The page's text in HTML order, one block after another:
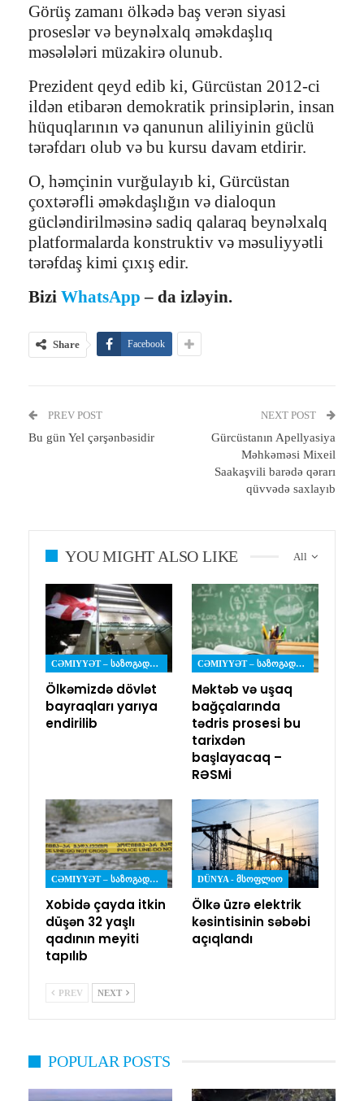
Görüş zamanı ölkədə baş verən siyasi
proseslər və beynəlxalq əməkdaşlıq
məsələləri müzakirə olunub.
Prezident qeyd edib ki, Gürcüstan 2012-ci
ildən etibarən demokratik prinsiplərin, insan
hüquqlarının və qanunun aliliyinin güclü
tərəfdarı olub və bu kursu davam etdirir.
O, həmçinin vurğulayıb ki, Gürcüstan
çoxtərəfli əməkdaşlığın və dialoqun
gücləndirilməsinə sadiq qalaraq beynəlxalq
platformalarda konstruktiv və məsuliyyətli
tərəfdaş kimi çıxış edir.
Bizi WhatsApp – da izləyin.
Share Facebook
PREV POST
Bu gün Yel çərşənbəsidir
NEXT POST
Gürcüstanın Apellyasiya
Məhkəməsi Mixeil
Saakaşvili barədə qərarı
qüvvədə saxlayıb
All
YOU MIGHT ALSO LIKE
CƏMIYYƏT – ᲡᲐᲖᲝᲒᲐᲓᲝᲔᲑᲐ
Ölkəmizdə dövlət
bayraqları yarıya
endirilib
CƏMIYYƏT – ᲡᲐᲖᲝᲒᲐᲓᲝᲔᲑᲐ
Məktəb və uşaq
bağçalarında
tədris prosesi bu
tarixdən
başlayacaq –
RƏSMİ
CƏMIYYƏT – ᲡᲐᲖᲝᲒᲐᲓᲝᲔᲑᲐ
Xobidə çayda itkin
düşən 32 yaşlı
qadının meyiti
tapılıb
DÜNYA - ᲛᲡᲝᲤᲚᲘᲝ
Ölkə üzrə elektrik
kəsintisinin səbəbi
açıqlandı
PREV NEXT
POPULAR POSTS